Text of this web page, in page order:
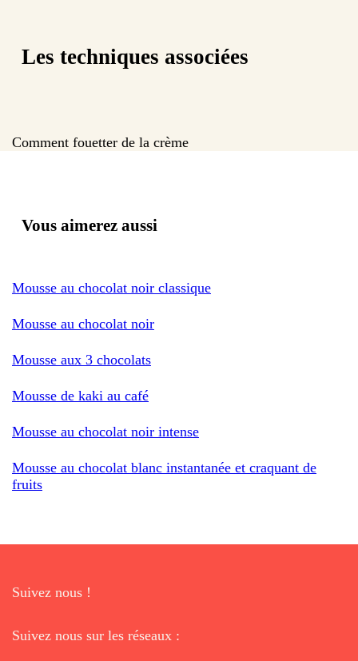
Les techniques associées
Comment fouetter de la crème
Vous aimerez aussi
Mousse au chocolat noir classique
Mousse au chocolat noir
Mousse aux 3 chocolats
Mousse de kaki au café
Mousse au chocolat noir intense
Mousse au chocolat blanc instantanée et craquant de
fruits
Suivez nous !
Suivez nous sur les réseaux :